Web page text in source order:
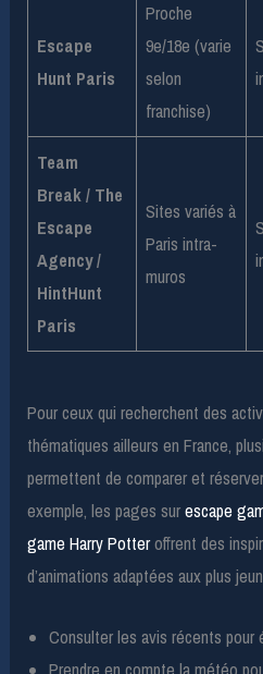
Escape
Hunt Paris
Proche
9e/18e (varie
selon
franchise)
Team
Break / The
Escape
Agency /
HintHunt
Paris
Sites variés à
Paris intra-
muros
Pour ceux qui recherchent des
thématiques ailleurs en France,
permettent de comparer et
exemple, les pages surescape
game Harry Potteroffrent des
d’animations adaptées aux plus
Consulter les avis récents pour